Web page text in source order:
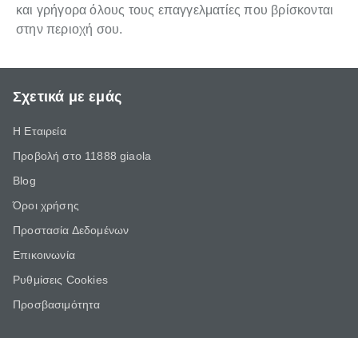
και γρήγορα όλους τους επαγγελματίες που βρίσκονται
στην περιοχή σου.
Σχετικά με εμάς
Η Εταιρεία
Προβολή στο 11888 giaola
Blog
Όροι χρήσης
Προστασία Δεδομένων
Επικοινωνία
Ρυθμίσεις Cookies
Προσβασιμότητα